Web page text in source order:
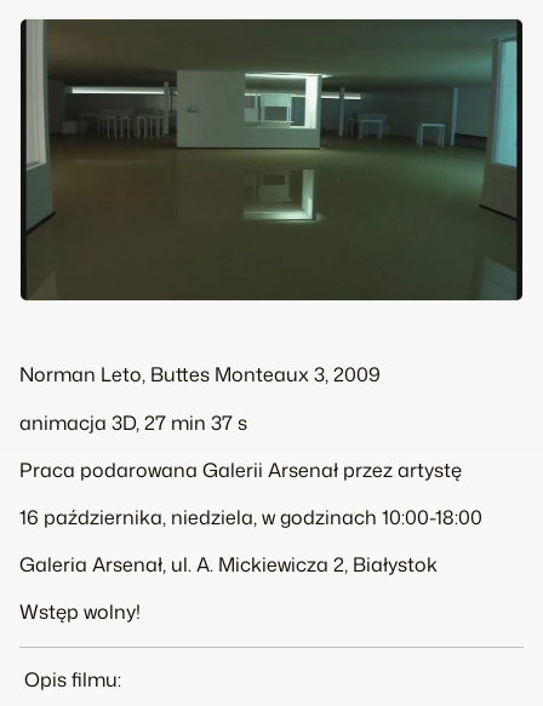
Norman Leto, Buttes Monteaux 3, 2009
animacja 3D, 27 min 37 s
Praca podarowana Galerii Arsenał przez artystę
16 października, niedziela, w godzinach 10:00-18:00
Galeria Arsenał, ul. A. Mickiewicza 2, Białystok
Wstęp wolny!
Opis filmu: